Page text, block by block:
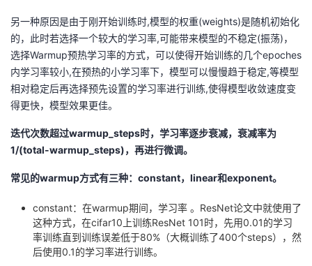
另一种原因是由于刚开始训练时,模型的权重(weights)是随机初始化
的，此时若选择一个较大的学习率,可能带来模型的不稳定(振荡)，
选择Warmup预热学习率的方式，可以使得开始训练的几个epoches
内学习率较小,在预热的小学习率下，模型可以慢慢趋于稳定,等模型
相对稳定后再选择预先设置的学习率进行训练,使得模型收敛速度变
得更快，模型效果更佳。
迭代次数超过warmup_steps时，学习率逐步衰减，衰减率为
1/(total-warmup_steps)，再进行微调。
常见的warmup方式有三种：constant，linear和exponent。
constant：在warmup期间，学习率 。ResNet论文中就使用了
这种方式，在cifar10上训练ResNet 101时，先用0.01的学习
率训练直到训练误差低于80%（大概训练了400个steps），然
后使用0.1的学习率进行训练。